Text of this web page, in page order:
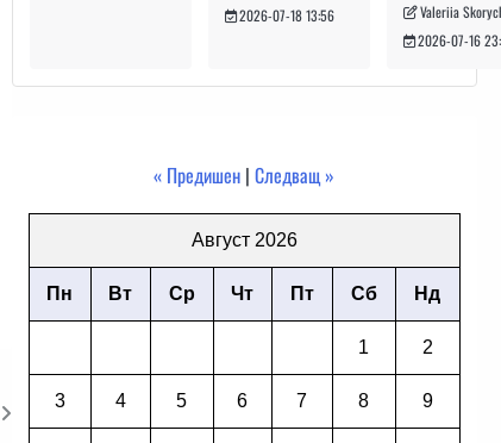
2026-07-18 13:56
Valeriia
2026-07-16
« Предишен |Следващ »
Август 2026
Пн Вт Ср Чт Пт Сб Нд
1 2
3 4 5 6 7 8 9